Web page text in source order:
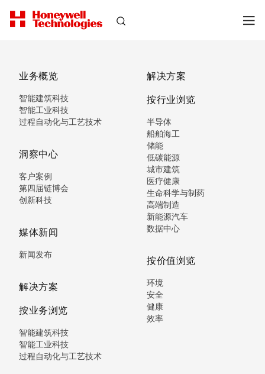
业务概览
智能建筑科技
智能工业科技
过程自动化与工艺技术
洞察中心
客户案例
第四届链博会
创新科技
媒体新闻
新闻发布
解决方案
按业务浏览
智能建筑科技
智能工业科技
过程自动化与工艺技术
解决方案
按行业浏览
半导体
船舶海工
储能
低碳能源
城市建筑
医疗健康
生命科学与制药
高端制造
新能源汽车
数据中心
按价值浏览
环境
安全
健康
效率